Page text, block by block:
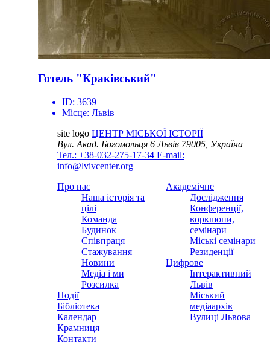
Готель "Краківський"
ID: 3639
Місце: Львів
site logo ЦЕНТР МІСЬКОЇ ІСТОРІЇ
Вул. Акад. Богомольця 6Львів 79005, Україна
Тел.: +38-032-275-17-34 E-mail:
info@lvivcenter.org
Про нас
Наша історія та
цілі
Команда
Будинок
Співпраця
Стажування
Новини
Медіа і ми
Розсилка
Події
Бібліотека
Календар
Крамниця
Контакти
Академічне
Дослідження
Конференції,
воркшопи,
семінари
Міські семінари
Резиденції
Цифрове
Інтерактивний
Львів
Міський
медіаархів
Вулиці Львова